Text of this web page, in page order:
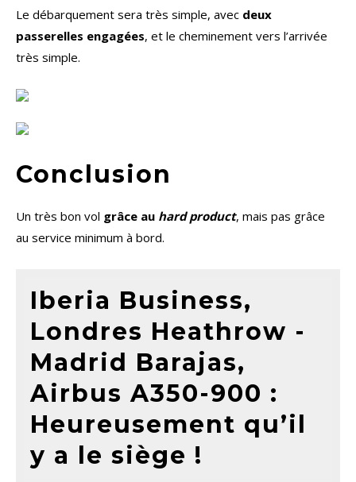
Le débarquement sera très simple, avec deux
passerelles engagées, et le cheminement vers l’arrivée
très simple.
Conclusion
Un très bon vol grâce au hard product, mais pas grâce
au service minimum à bord.
Iberia Business,
Londres Heathrow -
Madrid Barajas,
Airbus A350-900 :
Heureusement qu’il
y a le siège !